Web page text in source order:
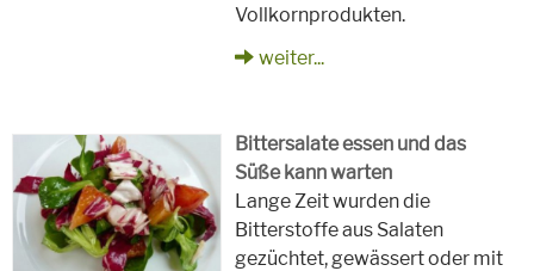
Vollkornprodukten.
weiter...
Bittersalate essen und das
Süße kann warten
Lange Zeit wurden die
Bitterstoffe aus Salaten
gezüchtet, gewässert oder mit